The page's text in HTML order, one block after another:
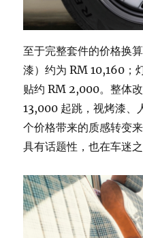
至于完整套件的价格换
漆）约为 RM 10,160；
贴约 RM 2,000。整体
13,000 起跳，视烤漆、
个价格带来的质感转变
具有话题性，也在车迷